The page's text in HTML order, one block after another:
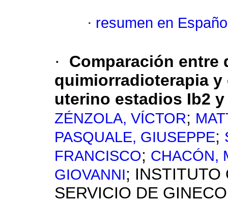
· resumen en
·
Comparación
quimiorradioterapia
uterino estadios Ib2 y
ZÉNZOLA, VÍCTOR;
PASQUALE, GIUSEPPE;
FRANCISCO; CHACÓN,
GIOVANNI; INSTITUTO
SERVICIO DE